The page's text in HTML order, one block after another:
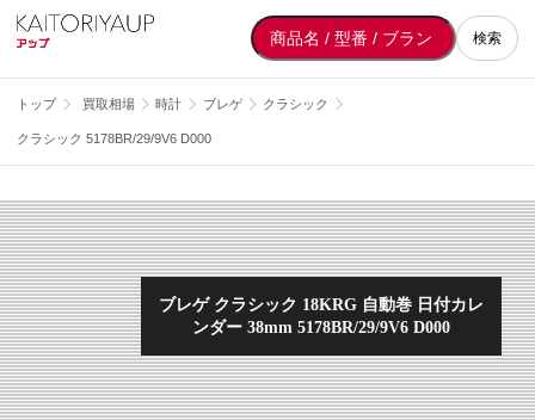
検索
トップ 買取相場 時計 ブレゲ クラシック
クラシック 5178BR/29/9V6 D000
ブレゲ クラシック 18KRG 自動巻 日付カレ
ンダー 38mm 5178BR/29/9V6 D000